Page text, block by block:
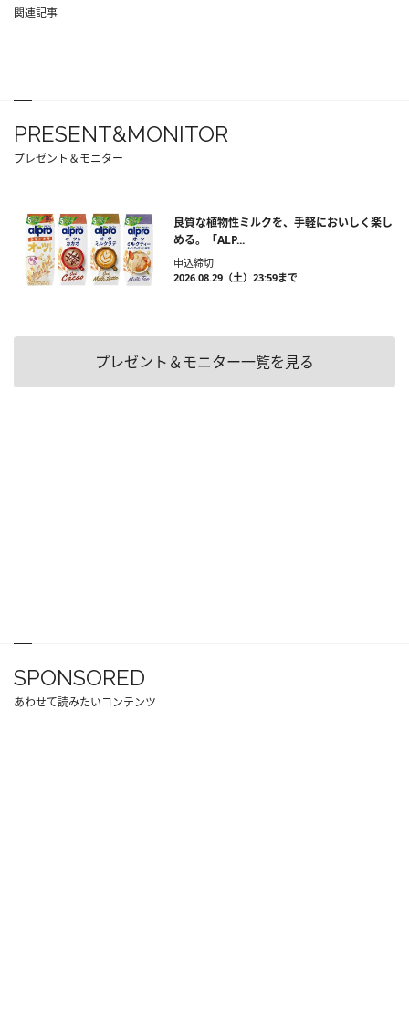
関連記事
PRESENT&MONITOR
プレゼント＆モニター
良質な植物性ミルクを、手軽においしく楽し
める。「ALP...
申込締切
2026.08.29（土）23:59まで
プレゼント＆モニター一覧を見る
SPONSORED
あわせて読みたいコンテンツ